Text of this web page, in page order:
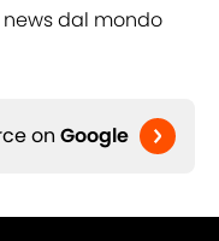
dal mondo
on Google